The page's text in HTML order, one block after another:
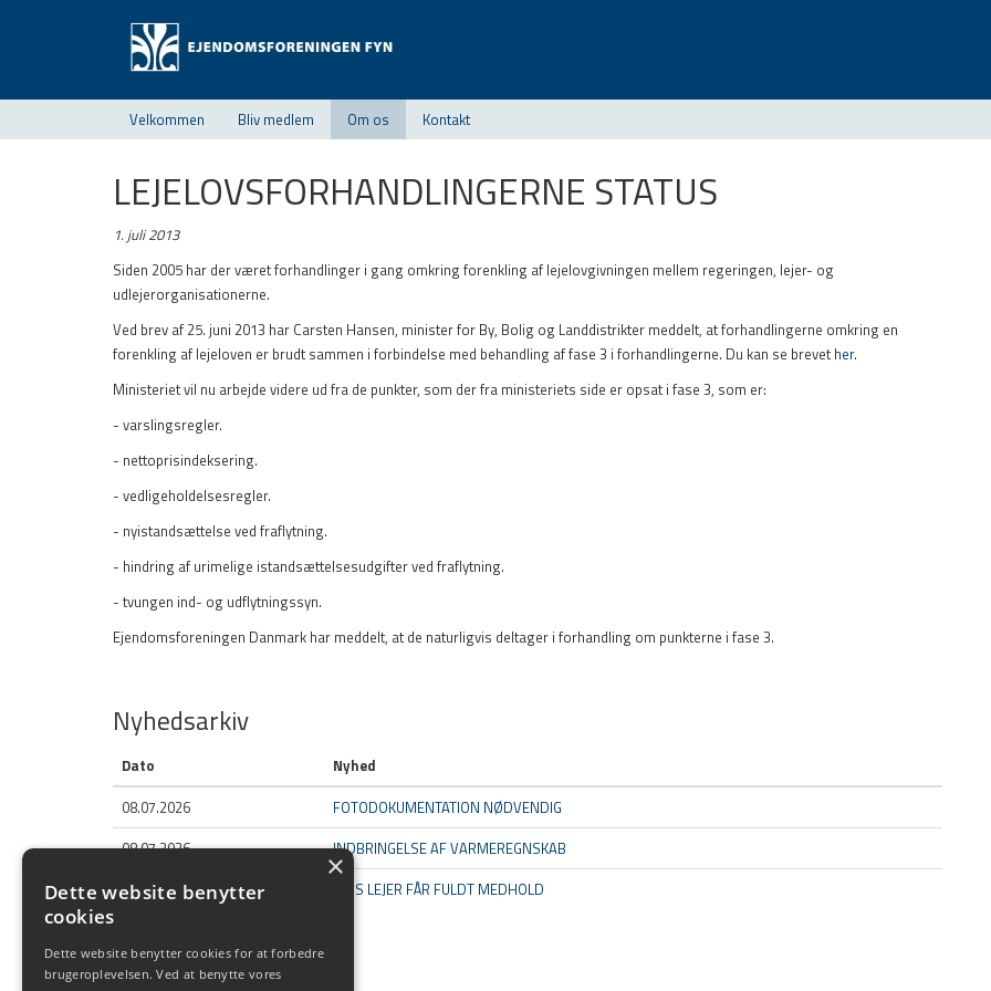
Velkommen Bliv medlem Om os Kontakt
LEJELOVSFORHANDLINGERNE STATUS
1. juli 2013
Siden 2005 har der været forhandlinger i gang omkring forenkling af lejelovgivningen mellem regeringen, lejer- og
udlejerorganisationerne.
Ved brev af 25. juni 2013 har Carsten Hansen, minister for By, Bolig og Landdistrikter meddelt, at forhandlingerne omkring en
forenkling af lejeloven er brudt sammen i forbindelse med behandling af fase 3 i forhandlingerne. Du kan se brevet her.
Ministeriet vil nu arbejde videre ud fra de punkter, som der fra ministeriets side er opsat i fase 3, som er:
- varslingsregler.
- nettoprisindeksering.
- vedligeholdelsesregler.
- nyistandsættelse ved fraflytning.
- hindring af urimelige istandsættelsesudgifter ved fraflytning.
- tvungen ind- og udflytningssyn.
Ejendomsforeningen Danmark har meddelt, at de naturligvis deltager i forhandling om punkterne i fase 3.
Nyhedsarkiv
Dato
Nyhed
08.07.2026
FOTODOKUMENTATION NØDVENDIG
08.07.2026
INDBRINGELSE AF VARMEREGNSKAB
08.07.2026
HVIS LEJER FÅR FULDT MEDHOLD
Vis alle (453)
Dette website benytter
cookies
Dette website benytter cookies for at forbedre
brugeroplevelsen. Ved at benytte vores
×